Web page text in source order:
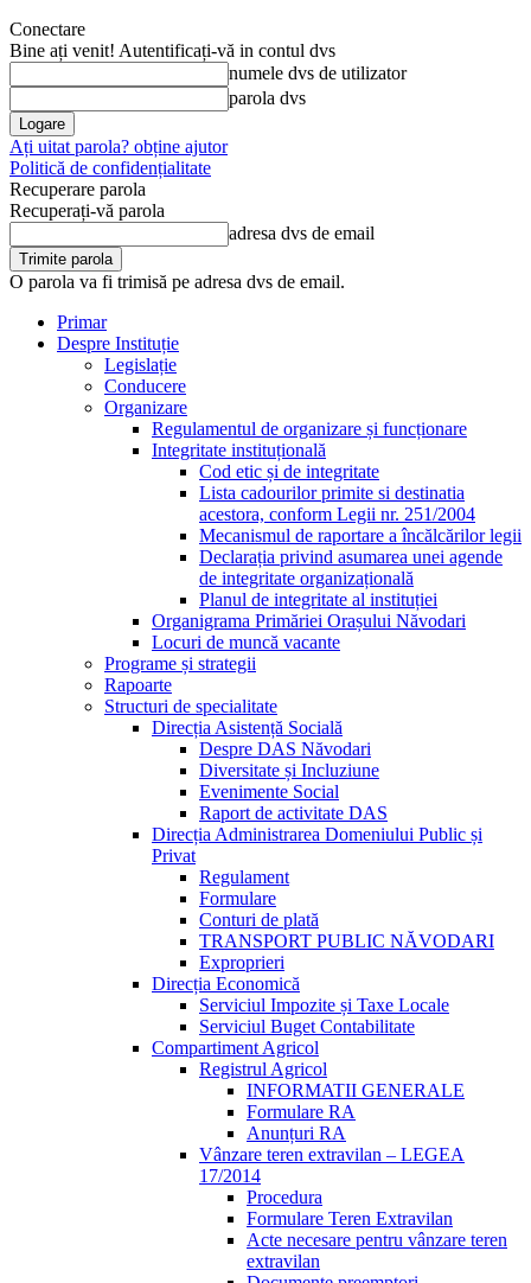
Conectare
Bine ați venit! Autentificați-vă in contul dvs
numele dvs de utilizator
parola dvs
Ați uitat parola? obține ajutor
Politică de confidențialitate
Recuperare parola
Recuperați-vă parola
adresa dvs de email
O parola va fi trimisă pe adresa dvs de email.
Primar
Despre Instituție
Legislație
Conducere
Organizare
Regulamentul de organizare și funcționare
Integritate instituțională
Cod etic și de integritate
Lista cadourilor primite si destinatia
acestora, conform Legii nr. 251/2004
Mecanismul de raportare a încălcărilor legii
Declarația privind asumarea unei agende
de integritate organizațională
Planul de integritate al instituției
Organigrama Primăriei Orașului Năvodari
Locuri de muncă vacante
Programe și strategii
Rapoarte
Structuri de specialitate
Direcția Asistență Socială
Despre DAS Năvodari
Diversitate și Incluziune
Evenimente Social
Raport de activitate DAS
Direcția Administrarea Domeniului Public și
Privat
Regulament
Formulare
Conturi de plată
TRANSPORT PUBLIC NĂVODARI
Exproprieri
Direcția Economică
Serviciul Impozite și Taxe Locale
Serviciul Buget Contabilitate
Compartiment Agricol
Registrul Agricol
INFORMATII GENERALE
Formulare RA
Anunțuri RA
Vânzare teren extravilan – LEGEA
17/2014
Procedura
Formulare Teren Extravilan
Acte necesare pentru vânzare teren
extravilan